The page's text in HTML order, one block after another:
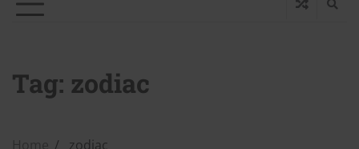
Tag: zodiac
Home zodiac